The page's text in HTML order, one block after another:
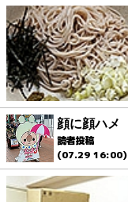
顔に顔ハメ
読者投稿
(07.29 16:00)